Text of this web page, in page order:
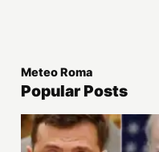
Meteo Roma
Popular Posts